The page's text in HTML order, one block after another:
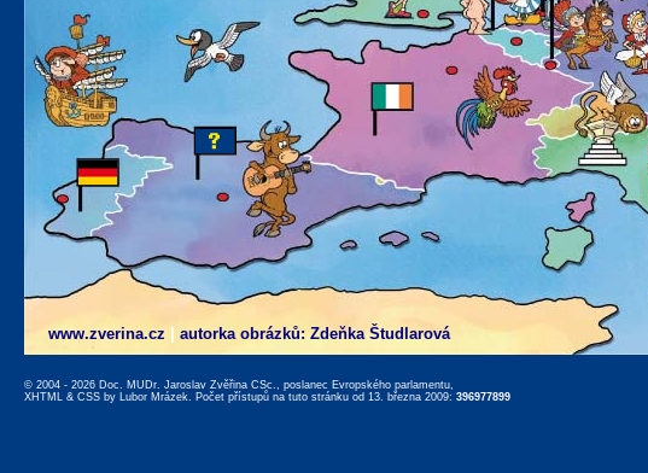
www.zverina.cz autorka obrázků: Zdeňka Študlarová
© 2004 - 2026 Doc. MUDr. Jaroslav Zvěřina CSc., poslanec Evropského parlamentu,
XHTML & CSS by Lubor Mrázek. Počet přístupů na tuto stránku od 13. března 2009: 396977899